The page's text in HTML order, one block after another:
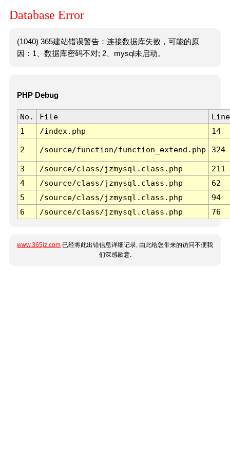
Database Error
(1040) 365建站错误警告：连接数据库失败，可能的原
因：1、数据库密码不对; 2、mysql未启动。
PHP Debug
No. File
Line
1
/index.php 14
2 /source/function/function_extend.php 324
3 /source/class/jzmysql.class.php
211
4
/source/class/jzmysql.class.php
62
5
/source/class/jzmysql.class.php
94
6
/source/class/jzmysql.class.php 76
www.365jz.com 已经将此出错信息详细记录, 由此给您带来的访问不便我
们深感歉意.